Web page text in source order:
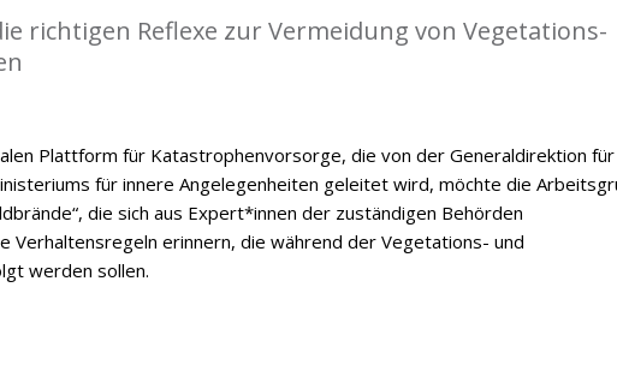
richtigen Reflexe zur Vermeidung von Vegetations-
Plattform für Katastrophenvorsorge, die von der Generaldirektion für
für innere Angelegenheiten geleitet wird, möchte die
die sich aus Expert*innen der zuständigen Behörden
Verhaltensregeln erinnern, die während der Vegetations- und
werden sollen.